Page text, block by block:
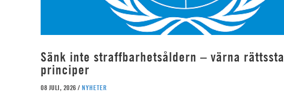
Sänk inte straffbarhetsåldern – värna
principer
08 JULI, 2026 / NYHETER